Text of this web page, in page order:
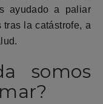
ayudado a paliar
tras la catástrofe, a
somos